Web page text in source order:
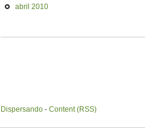
abril 2010
Dispersando - Content (RSS)